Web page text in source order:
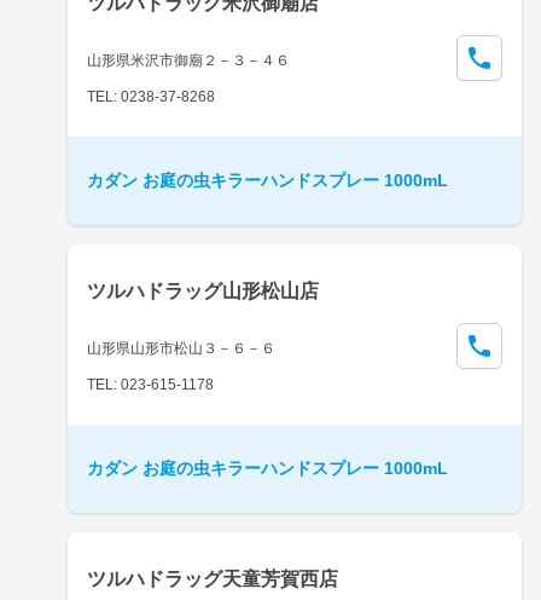
山形県米沢市御廟２－３－４６
TEL: 0238-37-8268
カダン お庭の虫キラーハンドスプレー 1000mL
ツルハドラッグ山形松山店
山形県山形市松山３－６－６
TEL: 023-615-1178
カダン お庭の虫キラーハンドスプレー 1000mL
ツルハドラッグ天童芳賀西店